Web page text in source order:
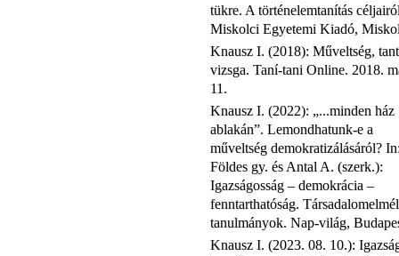
tükre. A történelemtanítás
Miskolci Egyetemi Kiadó,
Knausz I. (2018): Műveltség,
vizsga. Taní-tani Online. 2018.
11.
Knausz I. (2022): „...minden ház
ablakán”. Lemondhatunk-e a
műveltség demokratizálásáról?
Földes gy. és Antal A. (szerk.):
Igazságosság – demokrácia –
fenntarthatóság.
tanulmányok. Nap-világ,
Knausz I. (2023. 08. 10.):